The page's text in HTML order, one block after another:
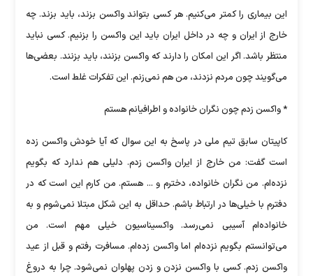
این بیماری را کمتر می‌کنیم. هر کسی بتواند واکسن بزند، باید بزند. چه
خارج از ایران و چه در داخل ایران باید این واکسن را بزنیم. کسی نباید
منتظر باشد. اگر این امکان را دارند که واکسن بزنند، باید بزنند. بعضی‌ها
می‌گویند چون مردم نزدند، من هم نمی‌زنم. این تفکرات غلط است.
* واکسن زدم چون نگران خانواده و اطرافیانم هستم
کاپیتان سابق تیم ملی در پاسخ به این سوال که آیا خودش واکسن زده
است گفت: من خارج از ایران واکسن زدم. دلیلی هم ندارد که بگویم
نزده‌ام. من نگران خانواده، دخترم و ... هستم. من کارم این است که در
دفترم با خیلی‌ها در ارتباط باشم. حداقل به این شکل مبتلا نمی‌شوم و به
خانواده‌ام آسیبی نمی‌رسد. واکسیناسیون خیلی مهم است. من
می‌توانستم بگویم نزده‌ام اما واکسن زده‌ام. مسافرت رفتم و قبل از عید
واکسن زدم. کسی با واکسن نزدن و زدن پهلوان نمی‌شود. چرا به دروغ